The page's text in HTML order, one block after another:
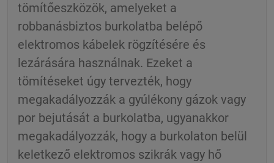
tömítőeszközök, amelyeket a
robbanásbiztos burkolatba belépő
elektromos kábelek rögzítésére és
lezárására használnak. Ezeket a
tömítéseket úgy tervezték, hogy
megakadályozzák a gyúlékony gázok vagy
por bejutását a burkolatba, ugyanakkor
megakadályozzák, hogy a burkolaton belül
keletkező elektromos szikrák vagy hő